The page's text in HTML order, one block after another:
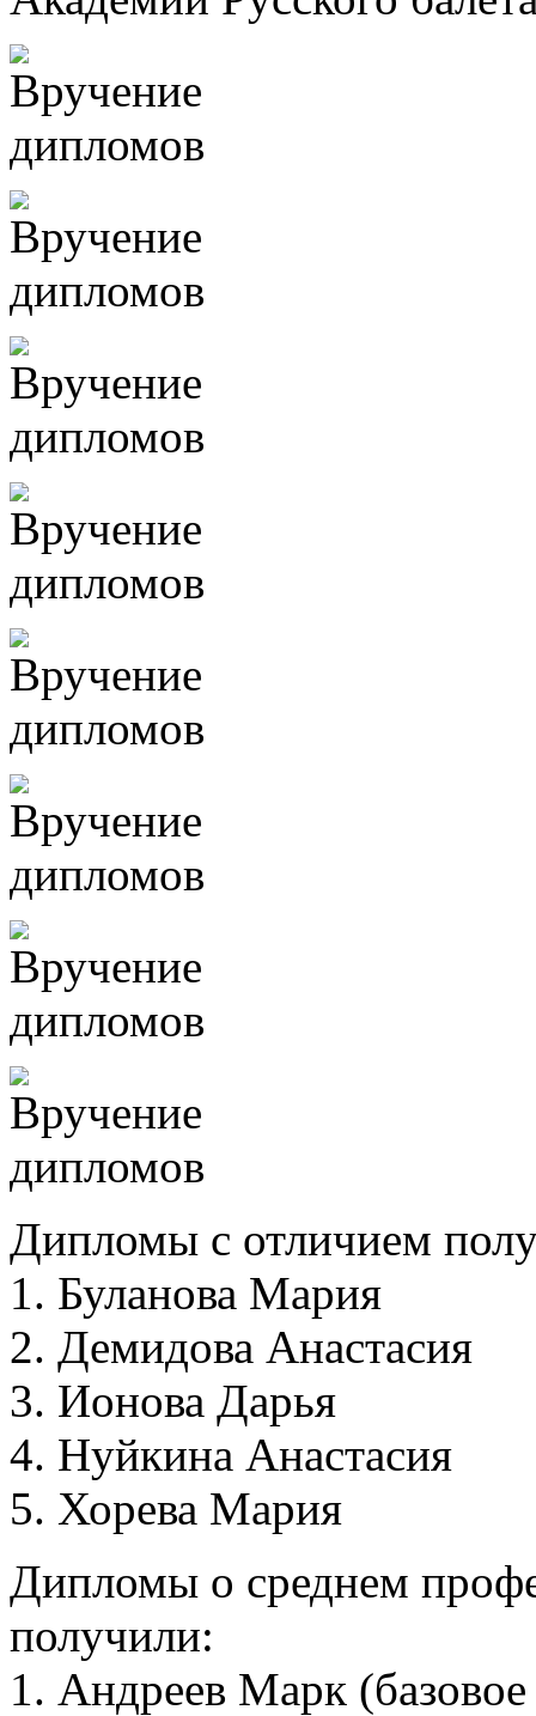
Дипломы с отличием
1. Буланова Мария
2. Демидова Анастасия
3. Ионова Дарья
4. Нуйкина Анастасия
5. Хорева Мария
Дипломы о среднем
получили:
1. Андреев Марк